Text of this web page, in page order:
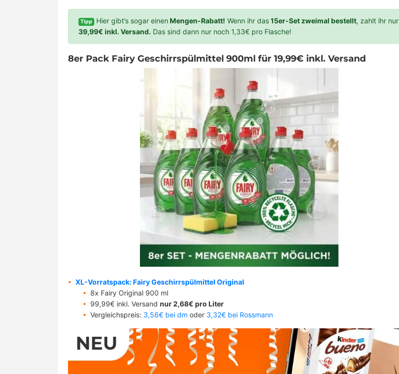
Tipp Hier gibt’s sogar einen Mengen-Rabatt! Wenn ihr das15er-Set zweimal bestellt, zahlt ihr nur
39,99€ inkl. Versand. Das sind dann nur noch 1,33€ pro Flasche!
8er Pack Fairy Geschirrspülmittel 900ml für 19,99€ inkl. Versand
XL-Vorratspack: Fairy Geschirrspülmittel Original
8x Fairy Original 900 ml
99,99€ inkl. Versand nur 2,68€ pro Liter
Vergleichspreis: 3,56€ bei dm oder 3,32€ bei Rossmann